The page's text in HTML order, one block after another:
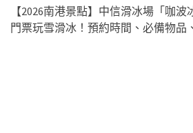
【2026南港景點】中信滑冰場「咖
門票玩雪滑冰！預約時間、必備物品